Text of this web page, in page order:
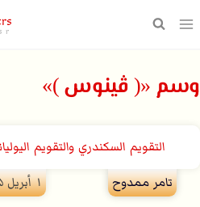
وسم «( ڤينوس )»
التقويم السكندري والتقويم
تامر ممدوح
۱ أبريل ۲۰۲۵